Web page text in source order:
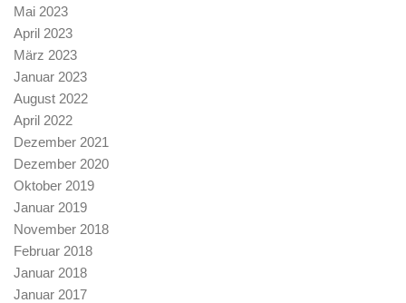
Mai 2023
April 2023
März 2023
Januar 2023
August 2022
April 2022
Dezember 2021
Dezember 2020
Oktober 2019
Januar 2019
November 2018
Februar 2018
Januar 2018
Januar 2017